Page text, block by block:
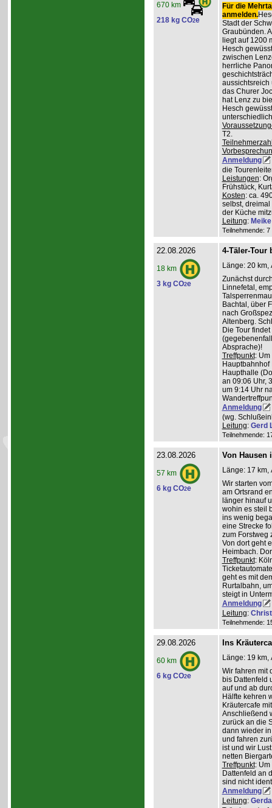
670 km
218 kg CO2e
Für die
anmelden.
Stadt der
Graubünden.
liegt auf 1200
Hesch
zwischen
herrliche
aussichtsreich
das Churer
hat Lenz zu
Hesch
T2.
Anmeldung
die
Leistungen:
Frühstück,
Kosten: ca.
selbst,
der Küche
Leitung:
Teilnehmende:
22.08.2026
18 km
3 kg CO2e
4-Täler-Tour
Länge: 20 km,
Zunächst
Linnefetal,
Bachtal, über
nach
Altenberg.
Die Tour
Absprache)!
Treffpunkt: Um
Hauptbahnhof
Haupthalle
an 09:06 Uhr,
um 9:14 Uhr
Anmeldung
(wg.
Leitung: Gerd
Teilnehmende:
23.08.2026
57 km
6 kg CO2e
Von Hausen
Länge: 17 km,
Wir starten
am Ortsrand
länger hinauf
wohin es steil
ins wenig
eine Strecke
zum Forstweg
Von dort geht
Heimbach.
Treffpunkt:
geht es mit
Rurtalbahn,
steigt in
Anmeldung
Leitung:
Teilnehmende:
29.08.2026
60 km
6 kg CO2e
Ins
Länge: 19 km,
Wir fahren mit
bis Dattenfeld
auf und ab
Hälfte kehren
Kräutercafe
Anschließend
zurück an die
dann wieder
und fahren
ist und wir
netten
Treffpunkt: Um
Dattenfeld an
sind nicht
Anmeldung
Leitung: